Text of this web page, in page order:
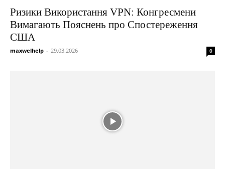
Ризики Використання VPN: Конгресмени
Вимагають Пояснень про Спостереження
США
maxwelhelp - 29.03.2026 0